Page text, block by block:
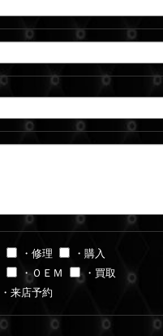
・修理
・購入
・ＯＥＭ
・買取
・来店予約